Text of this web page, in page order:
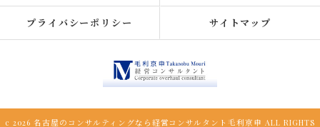
プライバシーポリシー サイトマップ
c 2026 名古屋のコンサルティングなら経営コンサルタント毛利京申 ALL RIGHTS